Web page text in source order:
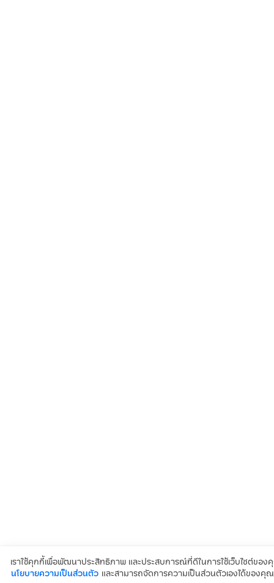
เราใช้คุกกี้เพื่อพัฒนาประสิทธิภาพ และประสบการณ์ที่ดีในการใช้เว็บไซต์ขอ
นโยบายความเป็นส่วนตัว และสามารถจัดการความเป็นส่วนตัวเองได้ของคุ